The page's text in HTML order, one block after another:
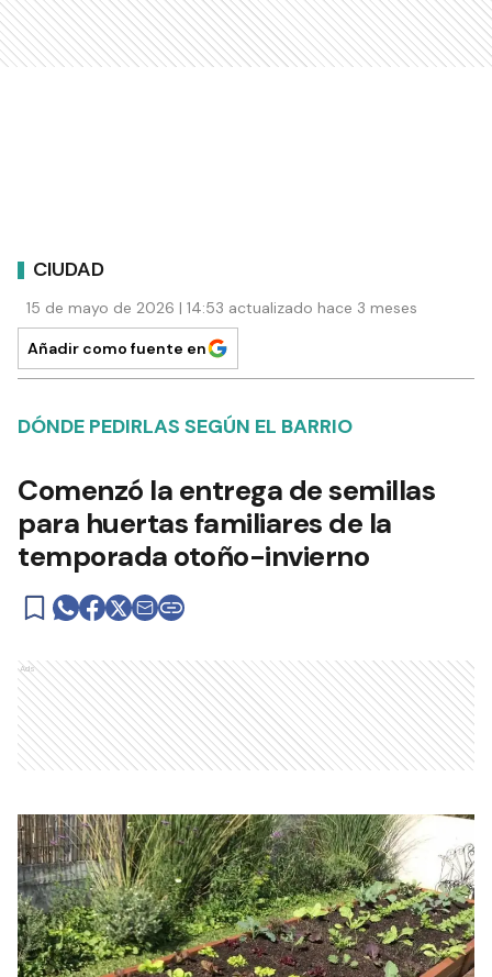
CIUDAD
15 de mayo de 2026 | 14:53 actualizado hace 3 meses
Añadir como fuente en
DÓNDE PEDIRLAS SEGÚN EL BARRIO
Comenzó la entrega de semillas
para huertas familiares de la
temporada otoño-invierno
Ads